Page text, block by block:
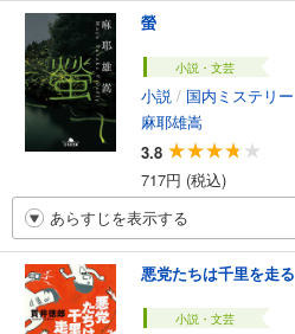
螢
小説・文芸
小説 / 国内ミステリー
麻耶雄嵩
3.8
717円 (税込)
あらすじを表示する
悪党たちは千里を走る
小説・文芸